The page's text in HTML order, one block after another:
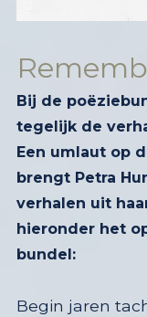
Bij de
tegelijk de
Een umlaut op
brengt Petra
verhalen uit
hieronder het
bundel:
Begin jaren